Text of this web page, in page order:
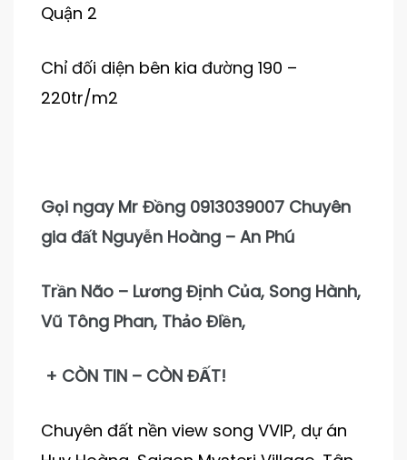
Quận 2
Chỉ đối diện bên kia đường 190 –
220tr/m2
Gọi ngay Mr Đồng 0913039007 Chuyên
gia đất Nguyễn Hoàng – An Phú
Trần Não – Lương Định Của, Song Hành,
Vũ Tông Phan, Thảo Điền,
+ CÒN TIN – CÒN ĐẤT!
Chuyên đất nền view song VVIP, dự án